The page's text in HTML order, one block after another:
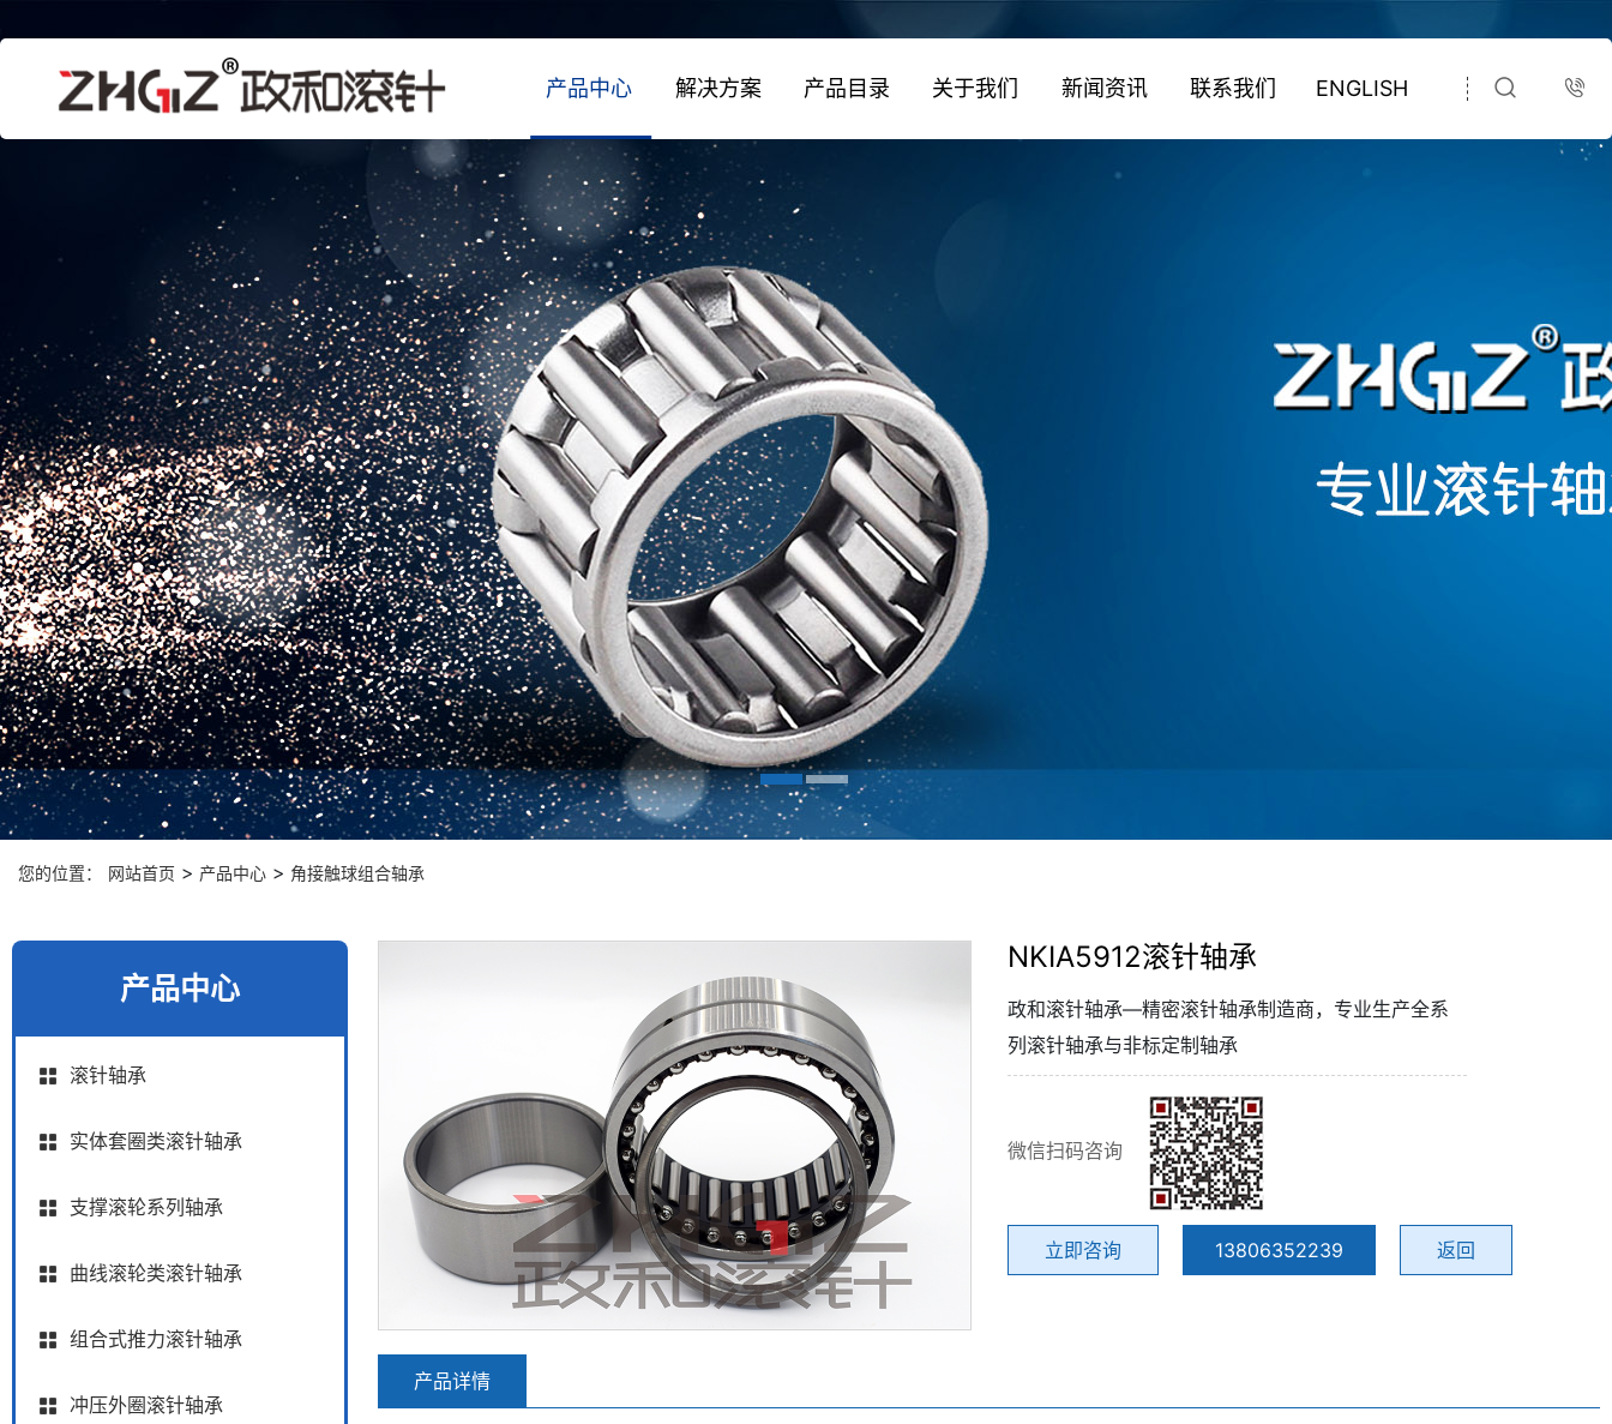
产品中心 解决方案 产品目录 关于我们 新闻资讯 联系我们 ENGLISH
您的位置： 网站首页 > 产品中心 > 角接触球组合轴承
产品中心
滚针轴承
实体套圈类滚针轴承
支撑滚轮系列轴承
曲线滚轮类滚针轴承
组合式推力滚针轴承
冲压外圈滚针轴承
NKIA5912滚针轴承
政和滚针轴承—精密滚针轴承制造商，专业生产全系
列滚针轴承与非标定制轴承
微信扫码咨询
立即咨询 13806352239 返回
产品详情